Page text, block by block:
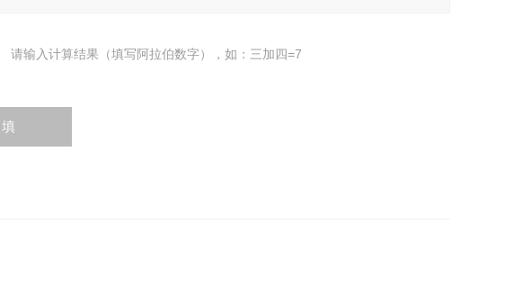
请输入计算结果（填写阿拉伯数字），如：三加四=7